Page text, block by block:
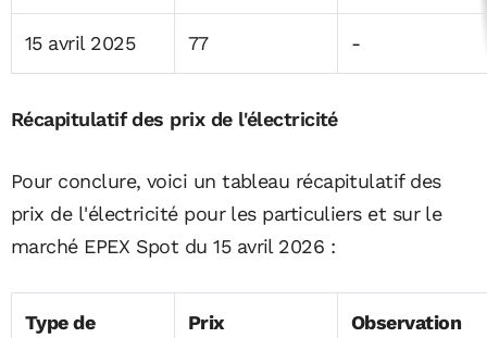
15 avril 2025 77 -
Récapitulatif des prix de l'électricité
Pour conclure, voici un tableau récapitulatif des
prix de l'électricité pour les particuliers et sur le
marché EPEX Spot du 15 avril 2026 :
Type de
Prix Observation